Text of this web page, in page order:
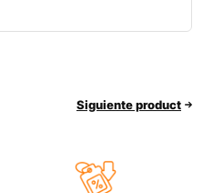
Siguiente product